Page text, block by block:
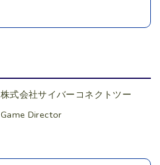
株式会社サイバーコネクトツー
Game Director